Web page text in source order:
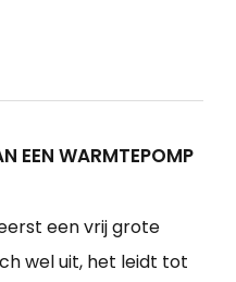
EEN WARMTEPOMP
een vrij grote
wel uit, het leidt tot